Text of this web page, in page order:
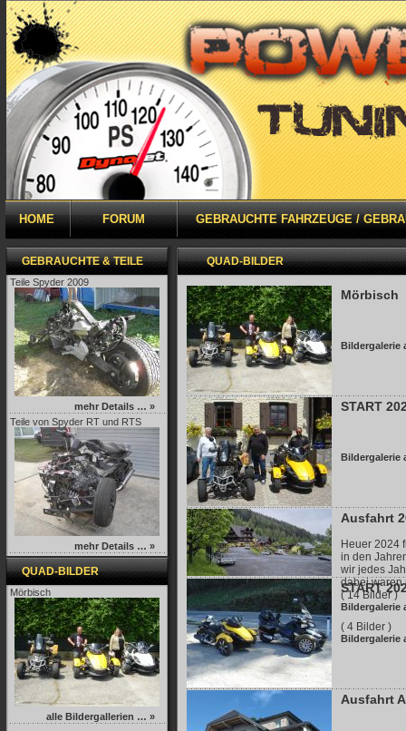
HOME FORUM GEBRAUCHTE FAHRZEUGE /
GEBRAUCHTE & TEILE
Teile Spyder 2009
mehr Details … »
Teile von Spyder RT und RTS
mehr Details … »
QUAD-BILDER
Mörbisch
alle Bildergallerien … »
QUAD-BILDER
Mörbisch
Bildergalerie
START
Bildergalerie
Ausfahrt
Heuer 2024
in den
wir jedes
dabei waren
( 14 Bilder )
Bildergalerie
START
( 4 Bilder )
Bildergalerie
Ausfahrt